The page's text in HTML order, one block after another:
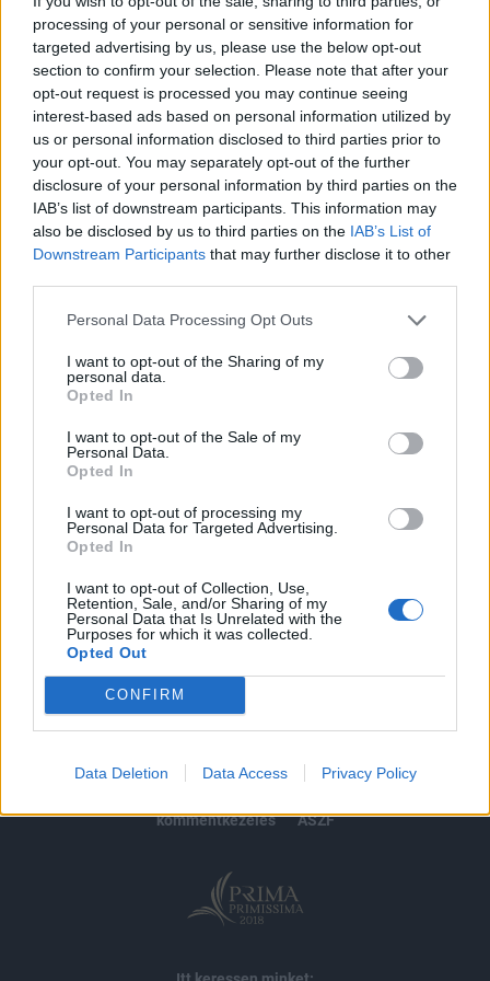
processing of your personal or sensitive information for
targeted advertising by us, please use the below opt-out
section to confirm your selection. Please note that after your
opt-out request is processed you may continue seeing
interest-based ads based on personal information utilized by
us or personal information disclosed to third parties prior to
your opt-out. You may separately opt-out of the further
disclosure of your personal information by third parties on the
IAB’s list of downstream participants. This information may
also be disclosed by us to third parties on the IAB’s List of
Downstream Participants that may further disclose it to other
Personal Data Processing Opt Outs
I want to opt-out of the Sharing of my
personal data.
Opted In
I want to opt-out of the Sale of my
Personal Data.
Opted In
I want to opt-out of processing my
Personal Data for Targeted Advertising.
Opted In
I want to opt-out of Collection, Use,
Retention, Sale, and/or Sharing of my
Personal Data that Is Unrelated with the
Purposes for which it was collected.
Opted Out
CONFIRM
Data Deletion Data Access Privacy Policy
választja a 2014. április 28-ig terjedő időtartamra. - A
Közgyűlés egyhangúlag megújítja az Igazgatóság részére
a 2008. április 24-i Közgyűlés 34/2008. számú határozával
adott felhatalmazást saját részvény vásárlásra, a
következők szerint. A Közgyűlés...
KEDVES OLVASÓNK!
A keresett cikk a portfolio.hu hírarchívumához
tartozik, melynek olvasása előfizetéses
regisztrációhoz kötött.
Az előfizetés a következőket tartalmazza:
Portfolio.hu teljes cikkarchívum
Kötéslisták: BÉT elmúlt 2 év napon belüli
kötéslistái
MÁR ELŐFIZETŐNK VAGY? BEJELENTKEZÉS
© 2026 Portfolio
szerzői jogok médiaajánlat
karrier
kommentkezelés
ÁSZF